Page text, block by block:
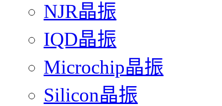
NJR晶振
IQD晶振
Microchip晶振
Silicon晶振